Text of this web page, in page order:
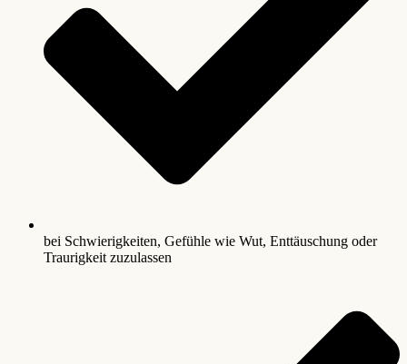
bei Schwierigkeiten, Gefühle wie Wut, Enttäuschung oder
Traurigkeit zuzulassen